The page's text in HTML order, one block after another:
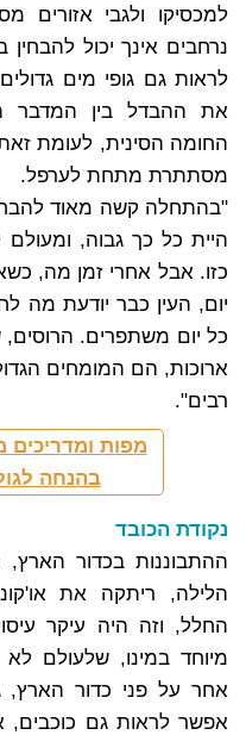
למכסיקו ולגבי אזורים
נרחבים אינך יכול
לראות גם גופי מים
את ההבדל בין המדבר
החומה הסינית, לעומת
מסתתרת מתחת לערפל.
"בהתחלה קשה מאוד
היית כל כך גבוה,
כזו. אבל אחרי זמן מה,
יום, העין כבר יודעת מה
כל יום משתפרים.
ארוכות, הם המומחים
רבים".
מפות ומדריכים
בהנחה
נקודת הכובד
ההתבוננות בכדור
הלילה, ריתקה את
החלל, וזה היה עיקר
מיוחד במינו, שלעולם
אחר על פני כדור
אפשר לראות גם